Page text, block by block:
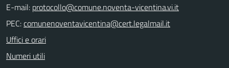
E-mail:
PEC:
Uffici e orari
Numeri utili